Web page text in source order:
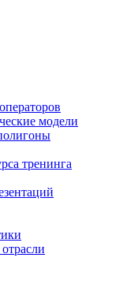
модели
тренинга